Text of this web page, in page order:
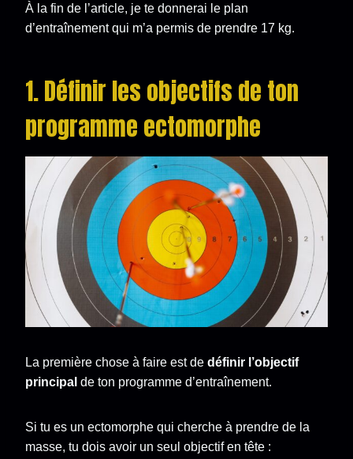
À la fin de l’article, je te donnerai le plan
d’entraînement qui m’a permis de prendre 17 kg.
1. Définir les objectifs de ton
programme ectomorphe
La première chose à faire est de définir l’objectif
principal de ton programme d’entraînement.
Si tu es un ectomorphe qui cherche à prendre de la
masse, tu dois avoir un seul objectif en tête :